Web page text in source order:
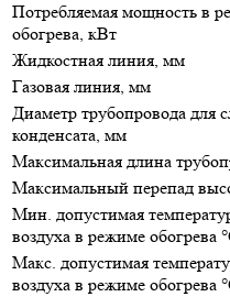
Потребляемая мощность в
обогрева, кВт
Жидкостная линия, мм
Газовая линия, мм
Диаметр трубопровода для
конденсата, мм
Максимальная длина
Максимальный перепад
Мин. допустимая
воздуха в режиме обогрева
Макс. допустимая
воздуха в режиме обогрева